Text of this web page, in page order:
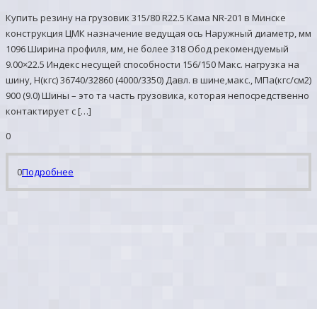
Купить резину на грузовик 315/80 R22.5 Кама NR-201 в Минске
конструкция ЦМК назначение ведущая ось Наружный диаметр, мм
1096 Ширина профиля, мм, не более 318 Обод рекомендуемый
9.00×22.5 Индекс несущей способности 156/150 Макс. нагрузка на
шину, Н(кгс) 36740/32860 (4000/3350) Давл. в шине,макс., МПа(кгс/см2)
900 (9.0) Шины – это та часть грузовика, которая непосредственно
контактирует с […]
0
0Подробнее